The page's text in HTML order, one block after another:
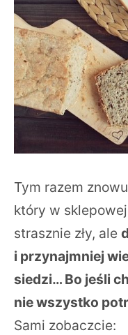
Tym razem
który w
strasznie zły, ale
i przynajmniej
siedzi… Bo jeśli
nie wszystko
Sami zobaczcie: